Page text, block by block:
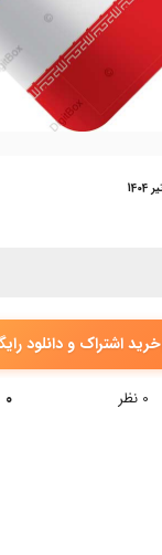
خرید اشتراک و دانلود
0 نظر 0